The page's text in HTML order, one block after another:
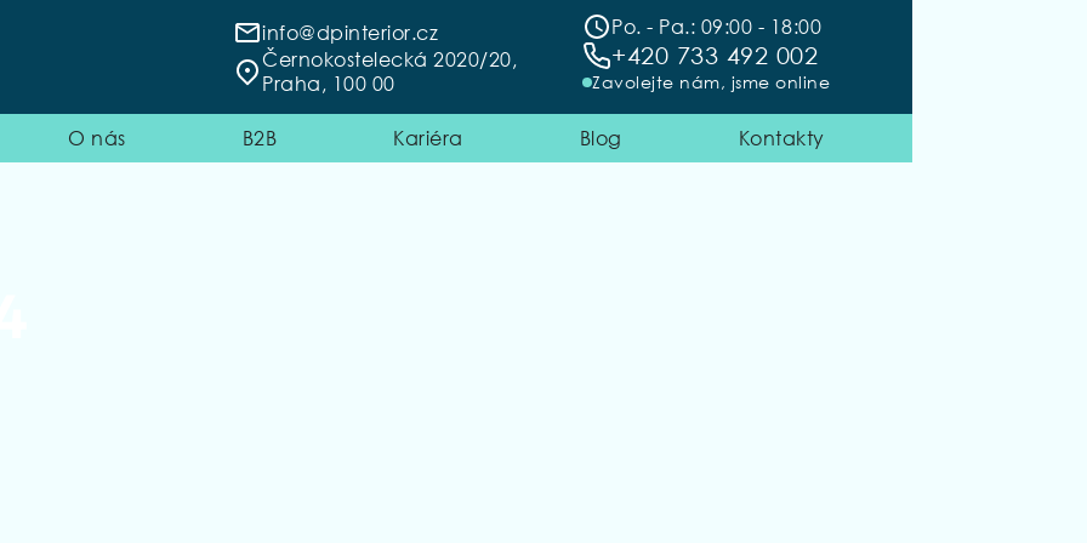
info@dpinterior.cz
Černokostelecká 2020/20,
Praha, 100 00
Po. - Pa.: 09:00 - 18:00
+420 733 492 002
Zavolejte nám, jsme online
O nás B2B Kariéra Blog Kontakty